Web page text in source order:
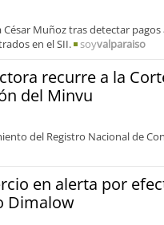
Muñoz tras detectar
en el SII.
soyvalparaiso
recurre a la
del Minvu
del Registro Nacional de
en alerta por
Dimalow